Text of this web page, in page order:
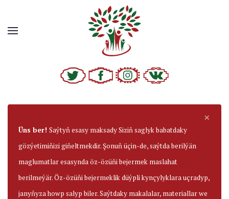
×
Üns ber! Saýtyň esasy maksady Siziň saglyk babatdaky
gözýetimiňizi giňeltmekdir. Şonuň üçin-de, saýtda berilýän
maglumatlar esasynda öz-özüňi bejermek maslahat
berilmeýär. Öz-özüňi bejermeklik düýpli kynçylyklara uçradyp,
janyňyza howp salyp biler. Saýtdaky makalalar, materiallar we